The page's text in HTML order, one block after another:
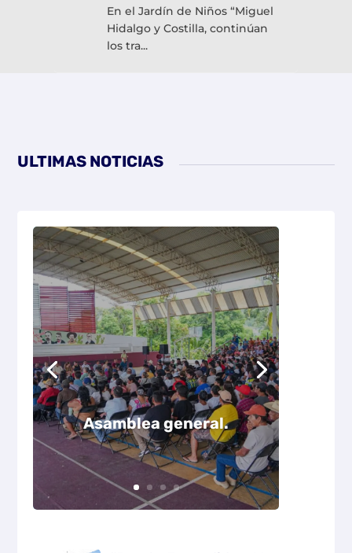
Prevención del Delito, en
coordinación co...
ULTIMAS NOTICIAS
Asamblea general.